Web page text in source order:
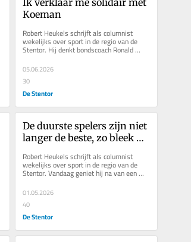
Koeman
Robert Heukels schrijft als columnist
wekelijks over sport in de regio van de
Stentor. Hij denkt bondscoach Ronald
Koeman te begrijpen en verlangt...
05.06.2026
30
De Stentor
De duurste spelers zijn niet
langer de beste, zo bleek
eens
Robert Heukels schrijft als columnist
wekelijks over sport in de regio van de
Stentor. Vandaag geniet hij na van een
heerlijke voetbalweek en...
01.05.2026
40
De Stentor